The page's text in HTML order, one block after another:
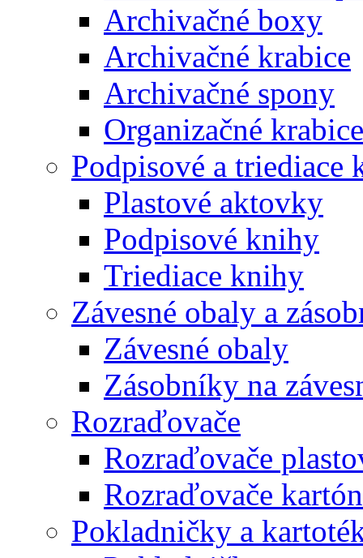
Archivačné boxy
Archivačné krabice
Archivačné spony
Organizačné
Podpisové a triediace
Plastové aktovky
Podpisové knihy
Triediace knihy
Závesné obaly a
Závesné obaly
Zásobníky na
Rozraďovače
Rozraďovače
Rozraďovače
Pokladničky a